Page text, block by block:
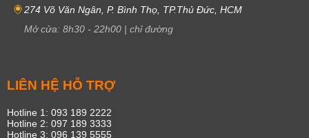
274 Võ Văn Ngân, P. Bình Thọ, TP.Thủ Đức, HCM
Mở cửa: 8h30 - 22h00 | chỉ đường
LIÊN HỆ HỖ TRỢ
Hotline 1: 093 189 2222
Hotline 2: 097 189 3333
Hotline 3: 096 139 5555